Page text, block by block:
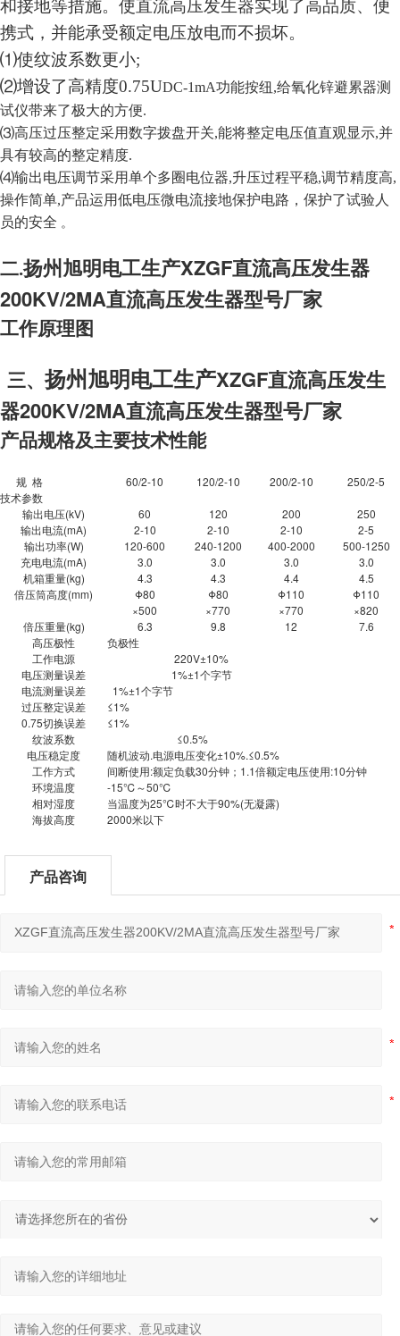
和接地等措施。使直流高压发生器实现了高品质、便
携式，并能承受额定电压放电而不损坏。
⑴使纹波系数更小;
⑵增设了高精度0.75UDC-1mA功能按纽,给氧化锌避累器测
试仪带来了极大的方便.
⑶高压过压整定采用数字拨盘开关,能将整定电压值直观显示,并
具有较高的整定精度.
⑷输出电压调节采用单个多圈电位器,升压过程平稳,调节精度高,
操作简单,产品运用低电压微电流接地保护电路，保护了试验人
员的安全 。
二.扬州旭明电工生产XZGF直流高压发生器
200KV/2MA直流高压发生器型号厂家
工作原理图
三、扬州旭明电工生产XZGF直流高压发生
器200KV/2MA直流高压发生器型号厂家
产品规格及主要技术性能
规 格
技术参数
60/2-10 120/2-10 200/2-10 250/2-5
输出电压(kV) 60 120 200
250
输出电流(mA)
2-10 2-10 2-10
2-5
输出功率(W)
120-600 240-1200 400-2000
500-1250
充电电流(mA)
3.0 3.0 3.0
3.0
机箱重量(kg)
4.3 4.3 4.4
4.5
倍压筒高度(mm)
Φ80
×500
Φ80
×770
Φ110
×770
Φ110
×820
倍压重量(kg)
6.3 9.8 12
7.6
高压极性
负极性
工作电源
220V±10%
电压测量误差
1%±1个字节
电流测量误差
1%±1个字节
过压整定误差
≤1%
0.75切换误差
≤1%
纹波系数
≤0.5%
电压稳定度
随机波动.电源电压变化±10%.≤0.5%
工作方式
间断使用:额定负载30分钟；1.1倍额定电压使用:10分钟
环境温度
-15℃～50℃
相对湿度
当温度为25℃时不大于90%(无凝露)
海拔高度
2000米以下
产品咨询